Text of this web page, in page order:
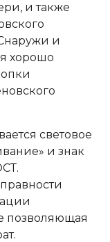
и также
и
хорошо
световое
и знак
позволяющая